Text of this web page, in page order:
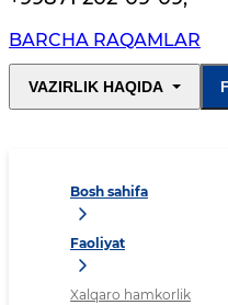
BARCHA RAQAMLAR
VAZIRLIK HAQIDA
Bosh sahifa
Faoliyat
Xalqaro hamkorlik